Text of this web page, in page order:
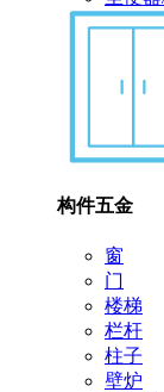
构件五金
窗
门
楼梯
栏杆
柱子
壁炉